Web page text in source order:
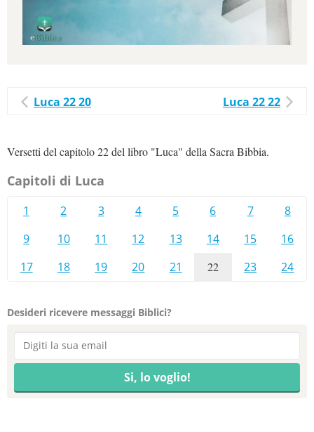
Luca 22 20 Luca 22 22
Versetti del capitolo 22 del libro "Luca" della Sacra Bibbia.
Capitoli di Luca
1 2 3 4 5 6 7
8
9
10 11 12 13 14 15
16
17
18 19 20 21 22 23 24
Desideri ricevere messaggi Biblici?